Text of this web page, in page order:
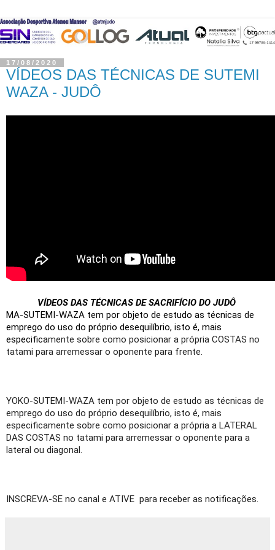
17/08/2020
VÍDEOS DAS TÉCNICAS DE SUTEMI
WAZA - JUDÔ
VÍDEOS DAS TÉCNICAS DE SACRIFÍCIO DO JUDÔ
MA-SUTEMI-WAZA tem por objeto de estudo as técnicas de
emprego do uso do próprio desequilíbrio, isto é, mais
especificamente sobre como posicionar a própria COSTAS no
tatami para arremessar o oponente para frente.
YOKO-SUTEMI-WAZA tem por objeto de estudo as técnicas de
emprego do uso do próprio desequilíbrio, isto é, mais
especificamente sobre como posicionar a própria a LATERAL
DAS COSTAS no tatami para arremessar o oponente para a
lateral ou diagonal.
INSCREVA-SE no canal e ATIVE  para receber as notificações.